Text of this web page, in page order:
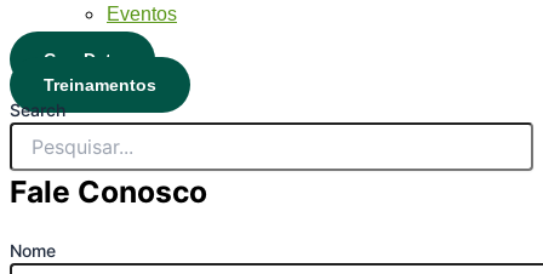
Eventos
CropData
Treinamentos
Search
Fale Conosco
Nome